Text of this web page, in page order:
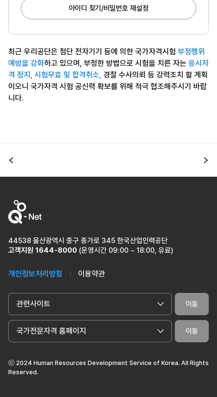
아이디 찾기/비밀번호 재설정
최근 우리공단은 첨단 전자기기 등에 의한 국가자격시험 부정행위
예방을 강화하고 있으며, 부정한 방법으로 시험을 치른 자는 응시자
격 정지, 시험무효 및 합격취소, 경찰 수사의뢰 등 강력조치 할 계획
이오니 국가자격 시험 공신력 확보를 위해 적극 협조해주시기 바랍
니다.
이전
44538 울산광역시 중구 종가로 345 한국산업인력공단
고객지원 1644-8000 (운영시간 09:00 ~ 18:00, 유료)
개인정보처리방침 이용약관
관련사이트 이동
국가전문자격 홈페이지 이동
ⓒ 2024 Human Resources Development Service of Korea. All Rights
Reserved.